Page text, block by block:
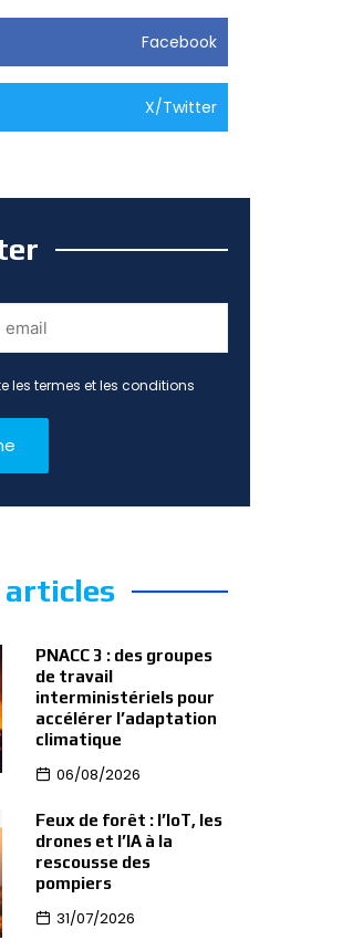
Facebook
X/Twitter
les termes et les conditions
articles
PNACC 3 : des groupes
de travail
interministériels pour
accélérer l’adaptation
climatique
06/08/2026
Feux de forêt : l’IoT, les
drones et l’IA à la
rescousse des
pompiers
31/07/2026